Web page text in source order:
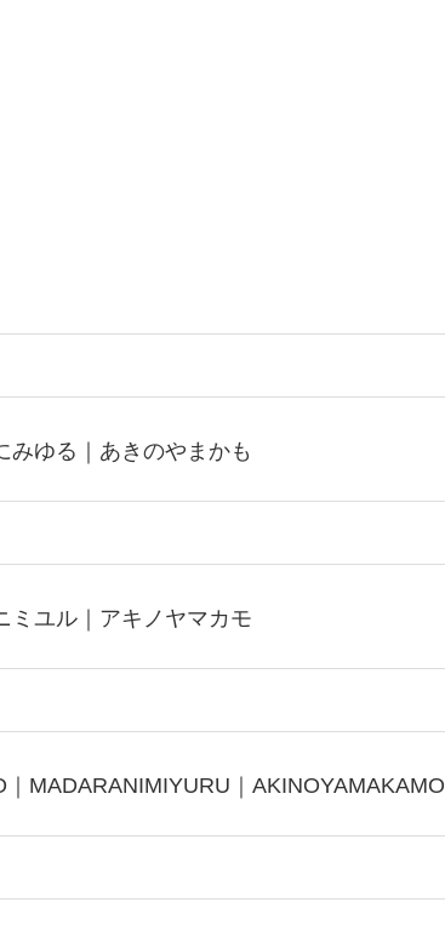
みゆる｜あきのやまかも
ミユル｜アキノヤマカモ
MADARANIMIYURU｜AKINOYAMAKAMO